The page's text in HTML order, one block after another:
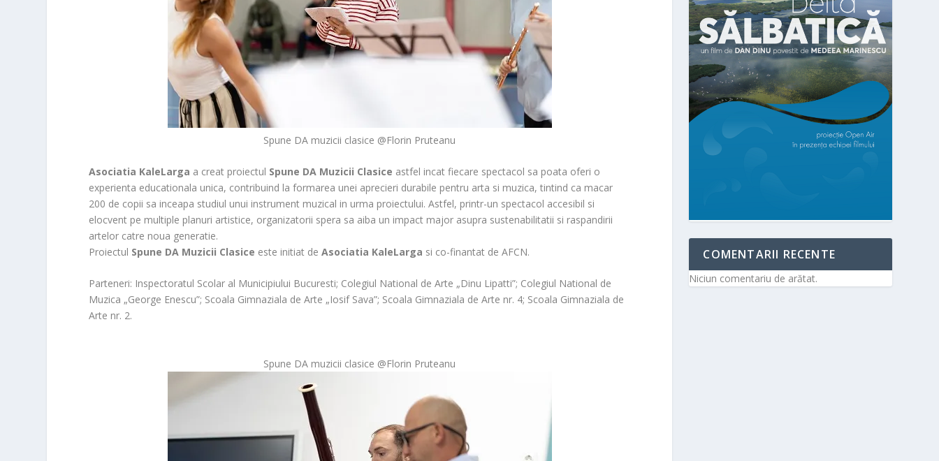
Spune DA muzicii clasice @Florin Pruteanu
Asociatia KaleLarga a creat proiectul Spune DA Muzicii Clasice astfel incat fiecare spectacol sa poata oferi o
experienta educationala unica, contribuind la formarea unei aprecieri durabile pentru arta si muzica, tintind ca macar
200 de copii sa inceapa studiul unui instrument muzical in urma proiectului. Astfel, printr-un spectacol accesibil si
elocvent pe multiple planuri artistice, organizatorii spera sa aiba un impact major asupra sustenabilitatii si raspandirii
artelor catre noua generatie.
Proiectul Spune DA Muzicii Clasice este initiat deAsociatia KaleLarga si co-finantat de AFCN.
Parteneri: Inspectoratul Scolar al Municipiului Bucuresti; Colegiul National de Arte „Dinu Lipatti”; Colegiul National de
Muzica „George Enescu”; Scoala Gimnaziala de Arte „Iosif Sava”; Scoala Gimnaziala de Arte nr. 4; Scoala Gimnaziala de
Arte nr. 2.
Spune DA muzicii clasice @Florin Pruteanu
COMENTARII RECENTE
Niciun comentariu de arătat.